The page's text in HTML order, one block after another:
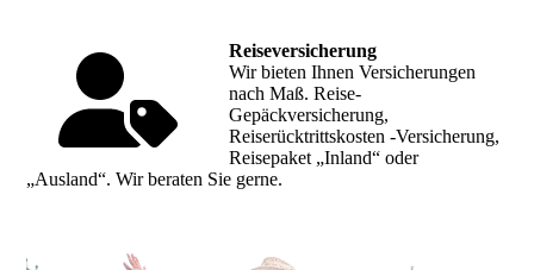
Reiseversicherung
Wir bieten Ihnen Versicherungen
nach Maß. Reise-
Gepäckversicherung,
Reiserücktrittskosten -Versicherung,
Reisepaket „Inland“ oder
„Ausland“. Wir beraten Sie gerne.